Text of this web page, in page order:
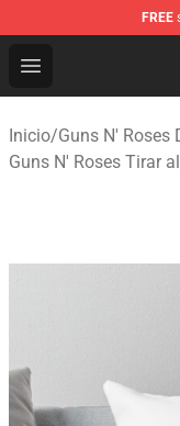
FREE
Open menu
Guns N' Roses
Inicio/Guns N' Roses
Guns N' Roses Tirar